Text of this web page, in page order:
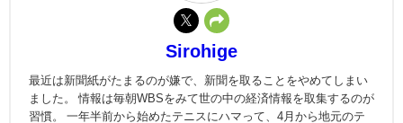
Sirohige
最近は新聞紙がたまるのが嫌で、新聞を取ることをやめてしまい
ました。 情報は毎朝WBSをみて世の中の経済情報を取集するのが
習慣。 一年半前から始めたテニスにハマって、4月から地元のテ